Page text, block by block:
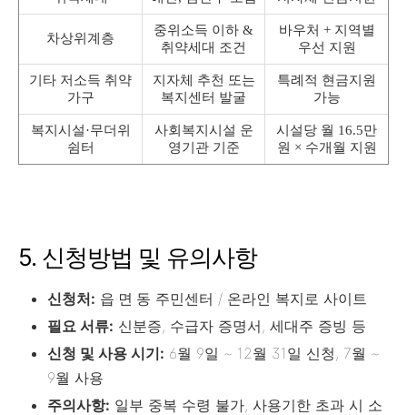
차상위계층
중위소득 이하 &
취약세대 조건
바우처 + 지역별
우선 지원
기타 저소득 취약
가구
지자체 추천 또는
복지센터 발굴
특례적 현금지원
가능
복지시설·무더위
쉼터
사회복지시설 운
영기관 기준
시설당 월 16.5만
원 × 수개월 지원
5. 신청방법 및 유의사항
신청처: 읍·면·동 주민센터 / 온라인 복지로 사이트
필요 서류: 신분증, 수급자 증명서, 세대주 증빙 등
신청 및 사용 시기: 6월 9일 ~ 12월 31일 신청, 7월 ~
9월 사용
주의사항: 일부 중복 수령 불가, 사용기한 초과 시 소